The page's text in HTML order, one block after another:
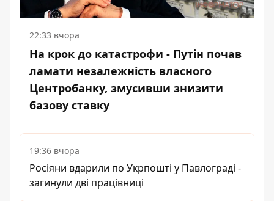
22:33 вчора
На крок до катастрофи - Путін почав
ламати незалежність власного
Центробанку, змусивши знизити
базову ставку
19:36 вчора
Росіяни вдарили по Укрпошті у Павлограді -
загинули дві працівниці